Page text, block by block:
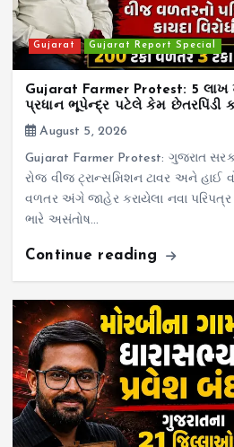
Gujarat Gujarat Report Special
Gujarat Farmer Protest: 5 લાખ
પ્રધાન ભૂપેન્દ્ર પટેલે કેમ છેતરપિંડી
August 5, 2026
Gujarat Farmer Protest: ગુજરાત
રોજ વીજ ટ્રાન્સમિશન ટાવર અને હાઈ
વળતર અંગે જાહેર કરાયેલા નવા પરિપત્ર
ભારે અસંતોષ…
Continue reading